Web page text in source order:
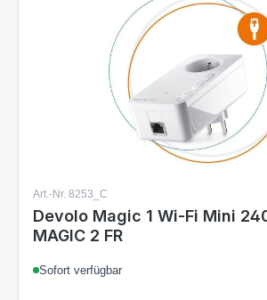
Art.-Nr. 8253_C
Devolo Magic 1 Wi-Fi Mini
MAGIC 2 FR
Sofort verfügbar